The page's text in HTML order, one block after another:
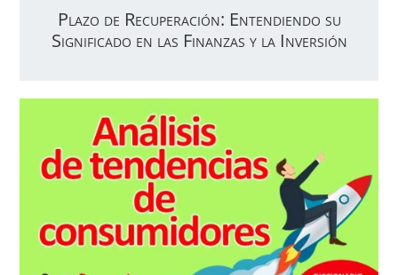
Plazo de Recuperación: Entendiendo su
Significado en las Finanzas y la Inversión